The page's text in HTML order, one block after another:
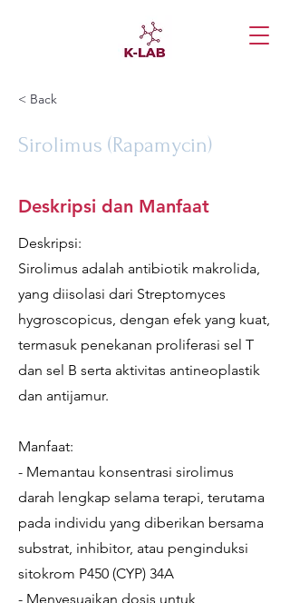
< Back
Sirolimus (Rapamycin)
Deskripsi dan Manfaat
Deskripsi:
Sirolimus adalah antibiotik makrolida,
yang diisolasi dari Streptomyces
hygroscopicus, dengan efek yang kuat,
termasuk penekanan proliferasi sel T
dan sel B serta aktivitas antineoplastik
dan antijamur.
Manfaat:
- Memantau konsentrasi sirolimus
darah lengkap selama terapi, terutama
pada individu yang diberikan bersama
substrat, inhibitor, atau penginduksi
sitokrom P450 (CYP) 34A
- Menyesuaikan dosis untuk